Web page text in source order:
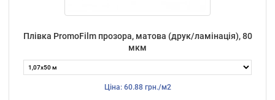
Плівка PromoFilm прозора, матова (друк/ламінація), 80
мкм
Ціна: 60.88 грн./м2